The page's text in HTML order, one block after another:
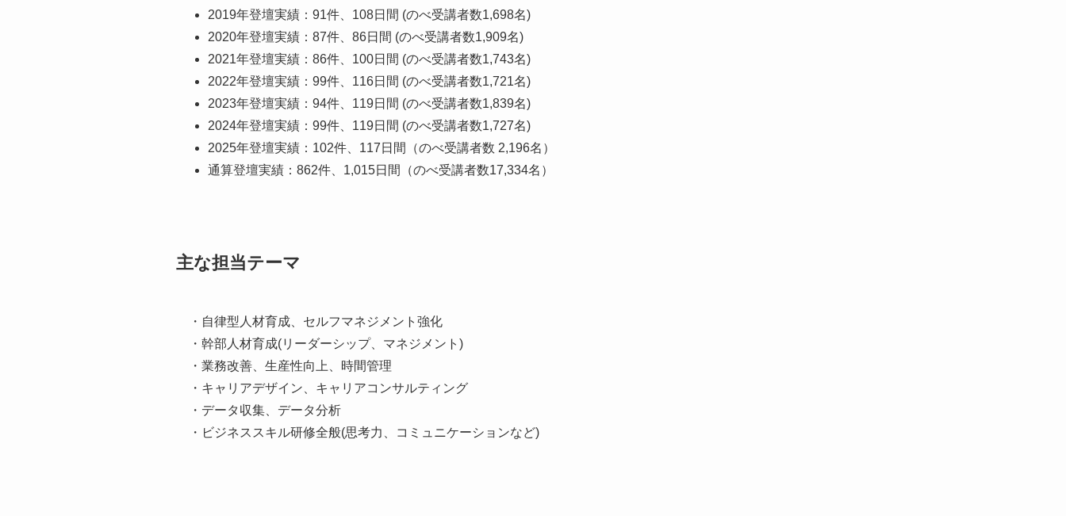
2019年登壇実績：91件、108日間 (のべ受講者数1,698名)
2020年登壇実績：87件、86日間 (のべ受講者数1,909名)
2021年登壇実績：86件、100日間 (のべ受講者数1,743名)
2022年登壇実績：99件、116日間 (のべ受講者数1,721名)
2023年登壇実績：94件、119日間 (のべ受講者数1,839名)
2024年登壇実績：99件、119日間 (のべ受講者数1,727名)
2025年登壇実績：102件、117日間（のべ受講者数 2,196名）
通算登壇実績：862件、1,015日間（のべ受講者数17,334名）
主な担当テーマ
・自律型人材育成、セルフマネジメント強化
・幹部人材育成(リーダーシップ、マネジメント)
・業務改善、生産性向上、時間管理
・キャリアデザイン、キャリアコンサルティング
・データ収集、データ分析
・ビジネススキル研修全般(思考力、コミュニケーションなど)